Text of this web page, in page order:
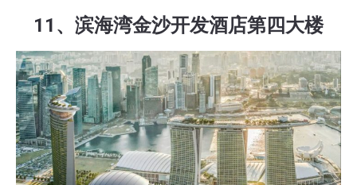
11、滨海湾金沙开发酒店第四大楼